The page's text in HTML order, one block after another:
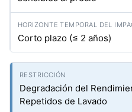
Corto plazo (≤ 2 años)
Degradación del
Repetidos de Lavado